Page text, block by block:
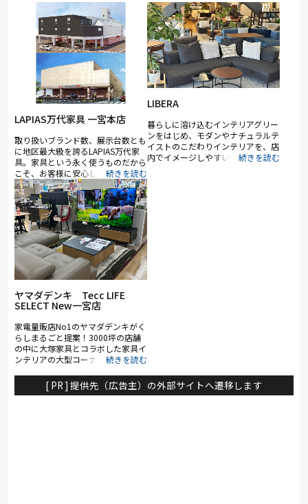
LAPIAS万代家具 一宮本店
取り扱いブランド数、展示台数とも
に地区最大級を誇るLAPIAS万代家
具。家具という永く使うものだから
こそ、お客様に安心して頂けるよう
に専門のスタッフが親切丁寧にご案
内致します！ 専門の資格を持った
スタッフも多数在籍！お家の中のト
ータルコーディネートはぜひ
LAPIAS万代家具にお任せくださ
い！
LIBERA
暮らしに溶け込むインテリアグリー
ンをはじめ、モダンやナチュラルテ
イストのこだわりインテリアを、店
内でイメージしやすいようモデルル
ヤマダデンキ Tecc LIFE
SELECT New一宮店
家電量販店No1のヤマダデンキがく
らしまるごと提案！3000坪の店舗
の中に大塚家具とコラボした家具イ
ンテリアの大型コーナーを展開。ソ
最大級の品揃え。リーズナブルなお
手頃価格の物からカリモク、浜本工
[ PR ] 提供先（広告主）の外部サイトへ遷移します